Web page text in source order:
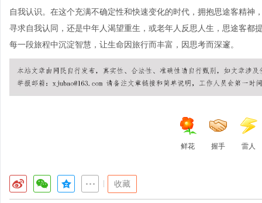
自我认识。在这个充满不确定性和快速变化的时代，拥抱思途客精
寻求自我认同，还是中年人渴望重生，或老年人反思人生，思途客都
每一段旅程中沉淀智慧，让生命因旅行而丰富，因思考而深邃。
鲜花 握手 雷人
收藏